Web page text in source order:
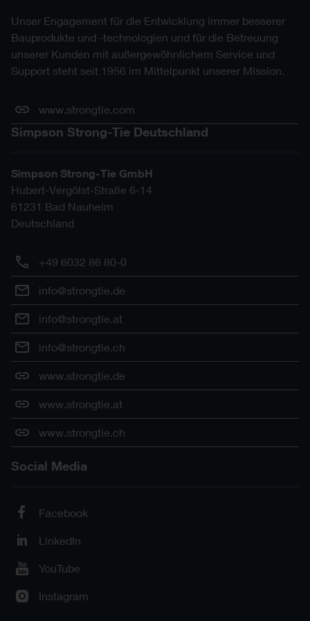
STL ZIP
Unser Engagement für die Entwicklung immer besserer
Bauprodukte und -technologien und für die Betreuung
unserer Kunden mit außergewöhnlichem Service und
Support steht seit 1956 im Mittelpunkt unserer Mission.
www.strongtie.com
Simpson Strong-Tie Deutschland
Simpson Strong-Tie GmbH
Hubert-Vergölst-Straße 6-14
61231 Bad Nauheim
Deutschland
+49 6032 86 80-0
info@strongtie.de
info@strongtie.at
info@strongtie.ch
www.strongtie.de
www.strongtie.at
www.strongtie.ch
Social Media
Facebook
LinkedIn
YouTube
Instagram